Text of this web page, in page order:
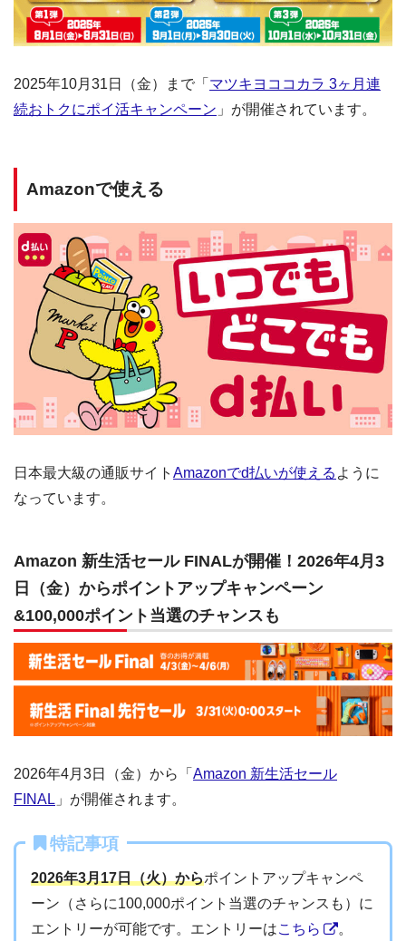
2025年10月31日（金）まで「 マツキヨココカラ 3ヶ月連
続おトクにポイ活キャンペーン 」が開催されています。
Amazonで使える
日本最大級の通販サイト Amazonでd払いが使える ように
なっています。
Amazon 新生活セール FINALが開催！2026年4月3
日（金）からポイントアップキャンペーン
&100,000ポイント当選のチャンスも
2026年4月3日（金）から「 Amazon 新生活セール
FINAL 」が開催されます。
特記事項
2026年3月17日（火）からポイントアップキャンペ
ーン（さらに100,000ポイント当選のチャンスも）に
エントリーが可能です。エントリーはこちら 。